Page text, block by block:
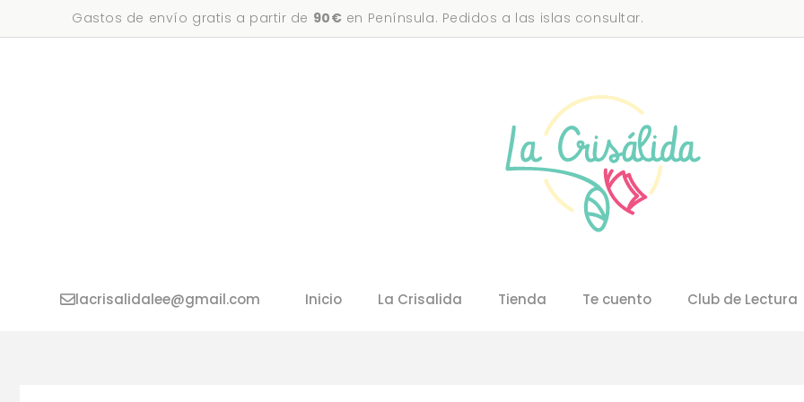
al
Gastos de envío gratis a partir de 90€ en Península. Pedidos a las islas consultar.
Inicio La Crisalida Tienda Te cuento Club de Lectura
lacrisalidalee@gmail.com